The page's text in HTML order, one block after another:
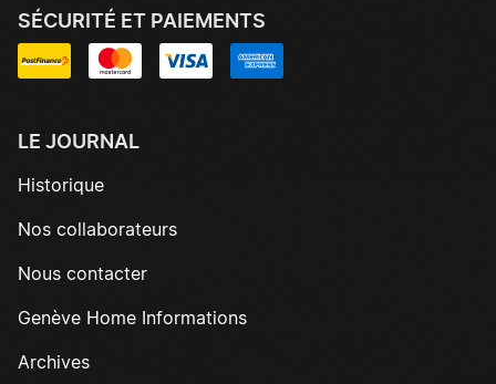
SÉCURITÉ ET PAIEMENTS
LE JOURNAL
Historique
Nos collaborateurs
Nous contacter
Genève Home Informations
Archives